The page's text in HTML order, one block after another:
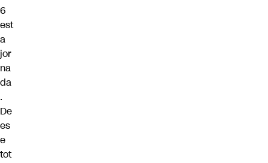
6
est
a
jor
na
da
.
De
es
e
tot